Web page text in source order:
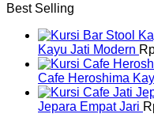
Best Selling
Kayu Jati Modern
Cafe Heroshima
Jepara Empat Jari